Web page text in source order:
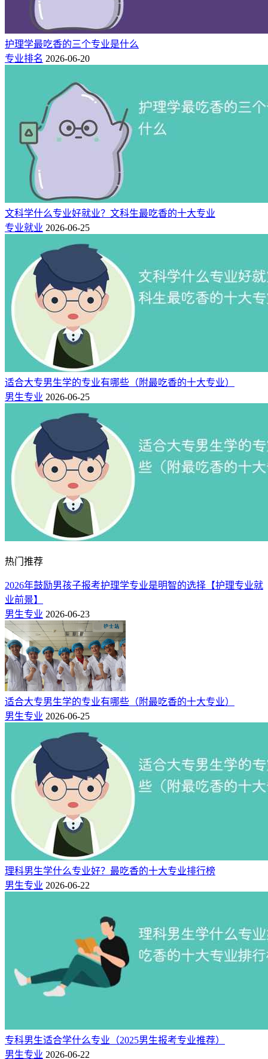
位群，从事设备安装、维护、维修、技术改造及设备管理等工
作。因为这个专业可进入的行业有很多，且大多为传统制造
业，因此，市场上对于该专业人才的需求量始终都在，未来发
展前景可观，对男生来讲，是个不错的选择。
随着汽车保有量的增加，汽车检测与维修技术专业的人才需求
日益增长。由于该专业的学生掌握较强的技术性工作，所以毕
业后找工作并不会成为太困难的问题。
础、汽车电工电子技术、汽车概论、汽车计算机基础、客户沟
通技巧与投诉处理、汽车专业英语、汽车发动机检修、汽车底
盘检修、汽车电气设备检修等课程。
说起汽修大家不陌生吧，尤其毕业大多要依托汽车市场工作。
一般在社会上需要从学徒开始做起，一干就是4年5年，而且工
资还很低。但是在求学阶段，只要孩子想学，基本都能学到真
本事。等到自己毕业的时候，各类汽修企业的招聘不是太严
格，毕竟竞争压力不太大。如果学生想要以此赚大钱的话，还
是要在市场沉浸几年，积累资源和人脉，机会合适回家开店。
该专业主要面向汽车维修与服务等职业，对标汽车维修服务、
大，薪资待遇也较好。统计显示，该专业毕业10年后对口自主
创业比例超过5%。
4、铁道机车运用与维护
想进铁路系统，但是分数又不够上本科，那么报考铁道机车运
用与维护专业就是个不错的选择。作为连年绿牌的高职专业，
它的吃香程度超乎大家想象！该专业主要研究机车的构造、电
气系统、牵引计算、行车技术、制动技术、检修技术以及行车
规章与制度等方面的基本知识和技能，进行铁道机车的驾驶、
检修、保养、维护与管理等。常见的铁道机车有电力机车、内
燃机车、蒸汽机车等。
护理学最吃香的三个专业是什么
专业排名 2026-06-20
文科学什么专业好就业？文科生最吃香的十大专业
专业就业 2026-06-25
适合大专男生学的专业有哪些（附最吃香的十大专业）
男生专业 2026-06-25
热门推荐
2026年鼓励男孩子报考护理学专业是明智的选择【护理专业就
业前景】
男生专业 2026-06-23
适合大专男生学的专业有哪些（附最吃香的十大专业）
男生专业 2026-06-25
理科男生学什么专业好？最吃香的十大专业排行榜
男生专业 2026-06-22
专科男生适合学什么专业（2025男生报考专业推荐）
男生专业 2026-06-22